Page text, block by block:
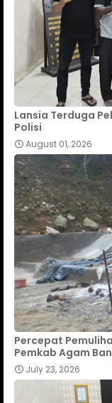
Lansia Terduga
Polisi
August 01, 2026
Percepat
Pemkab Agam
July 23, 2026